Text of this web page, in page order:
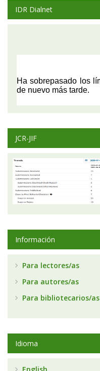
IDR Dialnet
JCR-JIF
Información
Para lectores/as
Para autores/as
Para bibliotecarios/as
Idioma